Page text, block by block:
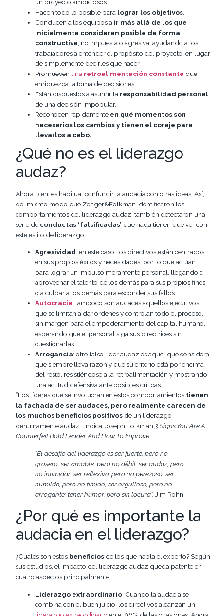
un proyecto ambiciosos.
Hacen todo lo posible para lograr los objetivos
Conducen a los equipos a ir más allá de los que
inicialmente consideran posible de forma
constructiva , no impuesta o agresiva, ayudando a los
trabajadores a entender el propósito del proyecto, en lugar
de simplemente decirles qué hacer.
Promueven una retroalimentación constante que
enriquezca la toma de decisiones.
Están dispuestos a asumir la responsabilidad personal
de una decisión impopular.
Reconocen rápidamente en qué momentos son
necesarios los cambios y tienen el coraje para
llevarlos a cabo.
¿Qué no es el liderazgo
audaz?
Ahora bien, es habitual confundir la audacia con otras ideas. Así,
del mismo modo que Zenger&Folkman identificaron los
comportamientos del liderazgo audaz, también detectaron una
serie de conductas ‘falsificadas’ que nada tienen que ver con
este estilo de liderazgo:
Agresividad: en este caso, los directivos están centrados
en sus propios éxitos y necesidades, por lo que actúan
para lograr un impulso meramente personal, llegando a
aprovechar el talento de los demás para sus propios fines
o a culpar a los demás para esconder sus fallos.
Autocracia: tampoco son audaces aquellos ejecutivos
que se limitan a dar órdenes y controlan todo el proceso,
sin margen para el empoderamiento del capital humano,
esperando que el personal siga sus directrices sin
cuestionarlas.
Arrogancia: otro falso líder audaz es aquel que considera
que siempre lleva razón y que su criterio está por encima
del resto, resistiéndose a la retroalimentación y mostrando
una actitud defensiva ante posibles críticas.
“Los líderes que se involucran en estos comportamientos tienen
la fachada de ser audaces, pero realmente carecen de
los muchos beneficios positivos de un liderazgo
genuinamente audaz”, indica Joseph Folkman 3 Signs You Are A
Counterfeit Bold Leader And How To Improve.
“El desafío del liderazgo es ser fuerte, pero no
grosero; ser amable, pero no débil; ser audaz, pero
no intimidar; ser reflexivo, pero no perezoso; ser
humilde, pero no tímido; ser orgulloso, pero no
arrogante; tener humor, pero sin locura”, Jim Rohn
¿Por qué es importante la
audacia en el liderazgo?
¿Cuáles son estos beneficios de los que habla el experto? Según
sus estudios, el impacto del liderazgo audaz queda patente en
cuatro aspectos principalmente:
Liderazgo extraordinario . Cuando la audacia se
combina con el buen juicio, los directivos alcanzan un
liderazgo extraordinario en el 96% de las ocasiones. Ahora